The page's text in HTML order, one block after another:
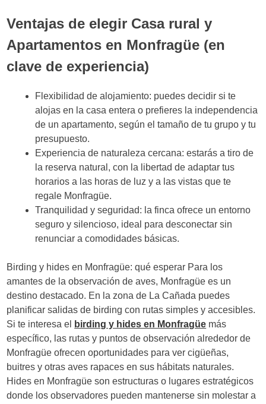
Ventajas de elegir Casa rural y
Apartamentos en Monfragüe (en
clave de experiencia)
Flexibilidad de alojamiento: puedes decidir si te
alojas en la casa entera o prefieres la independencia
de un apartamento, según el tamaño de tu grupo y tu
presupuesto.
Experiencia de naturaleza cercana: estarás a tiro de
la reserva natural, con la libertad de adaptar tus
horarios a las horas de luz y a las vistas que te
regale Monfragüe.
Tranquilidad y seguridad: la finca ofrece un entorno
seguro y silencioso, ideal para desconectar sin
renunciar a comodidades básicas.
Birding y hides en Monfragüe: qué esperar Para los
amantes de la observación de aves, Monfragüe es un
destino destacado. En la zona de La Cañada puedes
planificar salidas de birding con rutas simples y accesibles.
Si te interesa el
birding y hides en Monfragüe más
específico, las rutas y puntos de observación alrededor de
Monfragüe ofrecen oportunidades para ver cigüeñas,
buitres y otras aves rapaces en sus hábitats naturales.
Hides en Monfragüe son estructuras o lugares estratégicos
donde los observadores pueden mantenerse sin molestar a